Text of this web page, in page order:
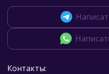
Контакты: